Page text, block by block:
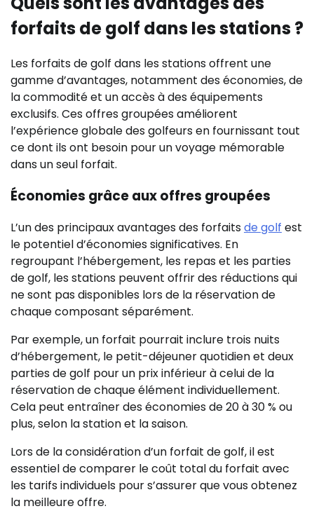
forfaits de golf dans les stations ?
Les forfaits de golf dans les stations offrent une
gamme d’avantages, notamment des économies, de
la commodité et un accès à des équipements
exclusifs. Ces offres groupées améliorent
l’expérience globale des golfeurs en fournissant tout
ce dont ils ont besoin pour un voyage mémorable
dans un seul forfait.
Économies grâce aux offres groupées
L’un des principaux avantages des forfaitsde golf est
le potentiel d’économies significatives. En
regroupant l’hébergement, les repas et les parties
de golf, les stations peuvent offrir des réductions qui
ne sont pas disponibles lors de la réservation de
chaque composant séparément.
Par exemple, un forfait pourrait inclure trois nuits
d’hébergement, le petit-déjeuner quotidien et deux
parties de golf pour un prix inférieur à celui de la
réservation de chaque élément individuellement.
Cela peut entraîner des économies de 20 à 30 % ou
plus, selon la station et la saison.
Lors de la considération d’un forfait de golf, il est
essentiel de comparer le coût total du forfait avec
les tarifs individuels pour s’assurer que vous obtenez
la meilleure offre.